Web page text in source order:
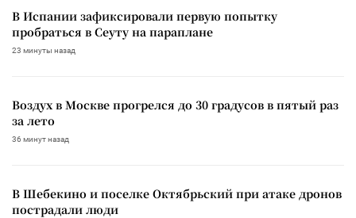
В Испании зафиксировали первую попытку
пробраться в Сеуту на параплане
23 минуты назад
Воздух в Москве прогрелся до 30 градусов в пятый раз
за лето
36 минут назад
В Шебекино и поселке Октябрьский при атаке дронов
пострадали люди